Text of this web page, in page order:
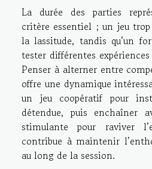
La durée des parties
critère essentiel ; un jeu
la lassitude, tandis qu’un
tester différentes
Penser à alterner entre
offre une dynamique
un jeu coopératif pour
détendue, puis enchaîner
stimulante pour raviver
contribue à maintenir
au long de la session.